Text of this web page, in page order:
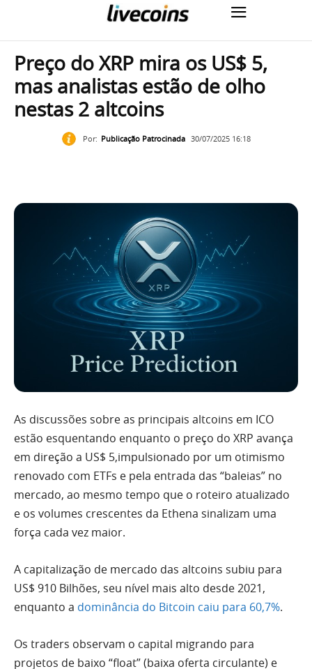
Preço do XRP mira os US$ 5,
mas analistas estão de olho
nestas 2 altcoins
Por: Publicação Patrocinada 30/07/2025 16:18
As discussões sobre as principais altcoins em ICO
estão esquentando enquanto o preço do XRP avança
em direção a US$ 5,impulsionado por um otimismo
renovado com ETFs e pela entrada das “baleias” no
mercado, ao mesmo tempo que o roteiro atualizado
e os volumes crescentes da Ethena sinalizam uma
força cada vez maior.
A capitalização de mercado das altcoins subiu para
US$ 910 Bilhões, seu nível mais alto desde 2021,
enquanto a dominância do Bitcoin caiu para 60,7%.
Os traders observam o capital migrando para
projetos de baixo “float” (baixa oferta circulante) e